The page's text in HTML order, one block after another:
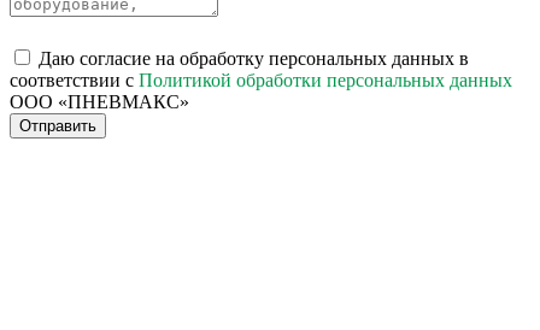
Даю согласие на обработку персональных данных в
соответствии с Политикой обработки персональных данных
ООО «ПНЕВМАКС»
Отправить